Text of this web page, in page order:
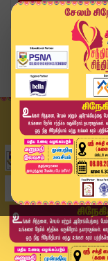
Home
வீடியோ
அதிமுக -